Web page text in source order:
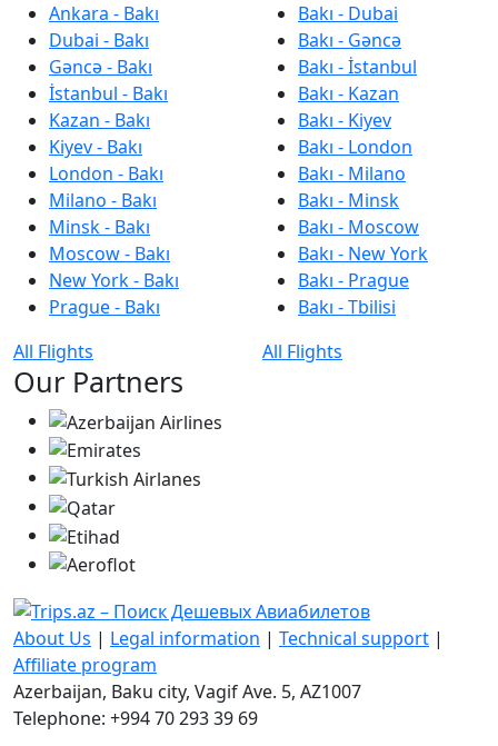
Ankara - Bakı
Dubai - Bakı
Gəncə - Bakı
İstanbul - Bakı
Kazan - Bakı
Kiyev - Bakı
London - Bakı
Milano - Bakı
Minsk - Bakı
Moscow - Bakı
New York - Bakı
Prague - Bakı
All Flights
Bakı - Dubai
Bakı - Gəncə
Bakı - İstanbul
Bakı - Kazan
Bakı - Kiyev
Bakı - London
Bakı - Milano
Bakı - Minsk
Bakı - Moscow
Bakı - New York
Bakı - Prague
Bakı - Tbilisi
All Flights
Our Partners
About Us | Legal information | Technical support |
Affiliate program
Azerbaijan, Baku city, Vagif Ave. 5, AZ1007
Telephone: +994 70 293 39 69